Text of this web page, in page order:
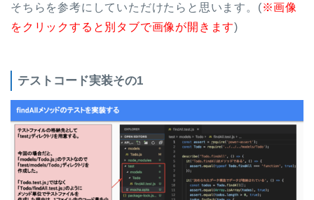
そちらを参考にしていただけたらと思います。(※画像
をクリックすると別タブで画像が開きます)
テストコード実装その1